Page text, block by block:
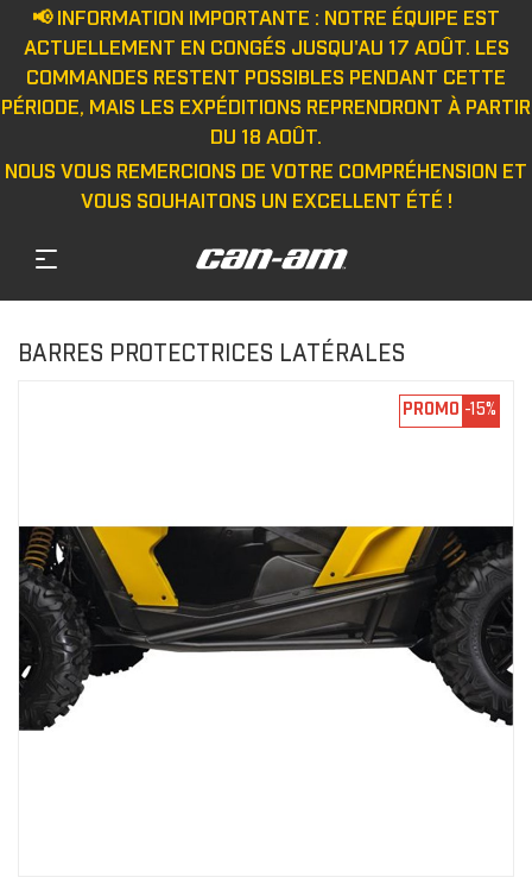
📢 INFORMATION IMPORTANTE : NOTRE ÉQUIPE EST
ACTUELLEMENT EN CONGÉS JUSQU'AU 17 AOÛT. LES
COMMANDES RESTENT POSSIBLES PENDANT CETTE
PÉRIODE, MAIS LES EXPÉDITIONS REPRENDRONT À PARTIR
DU 18 AOÛT.
NOUS VOUS REMERCIONS DE VOTRE COMPRÉHENSION ET
VOUS SOUHAITONS UN EXCELLENT ÉTÉ !
BARRES PROTECTRICES LATÉRALES
PROMO -15%